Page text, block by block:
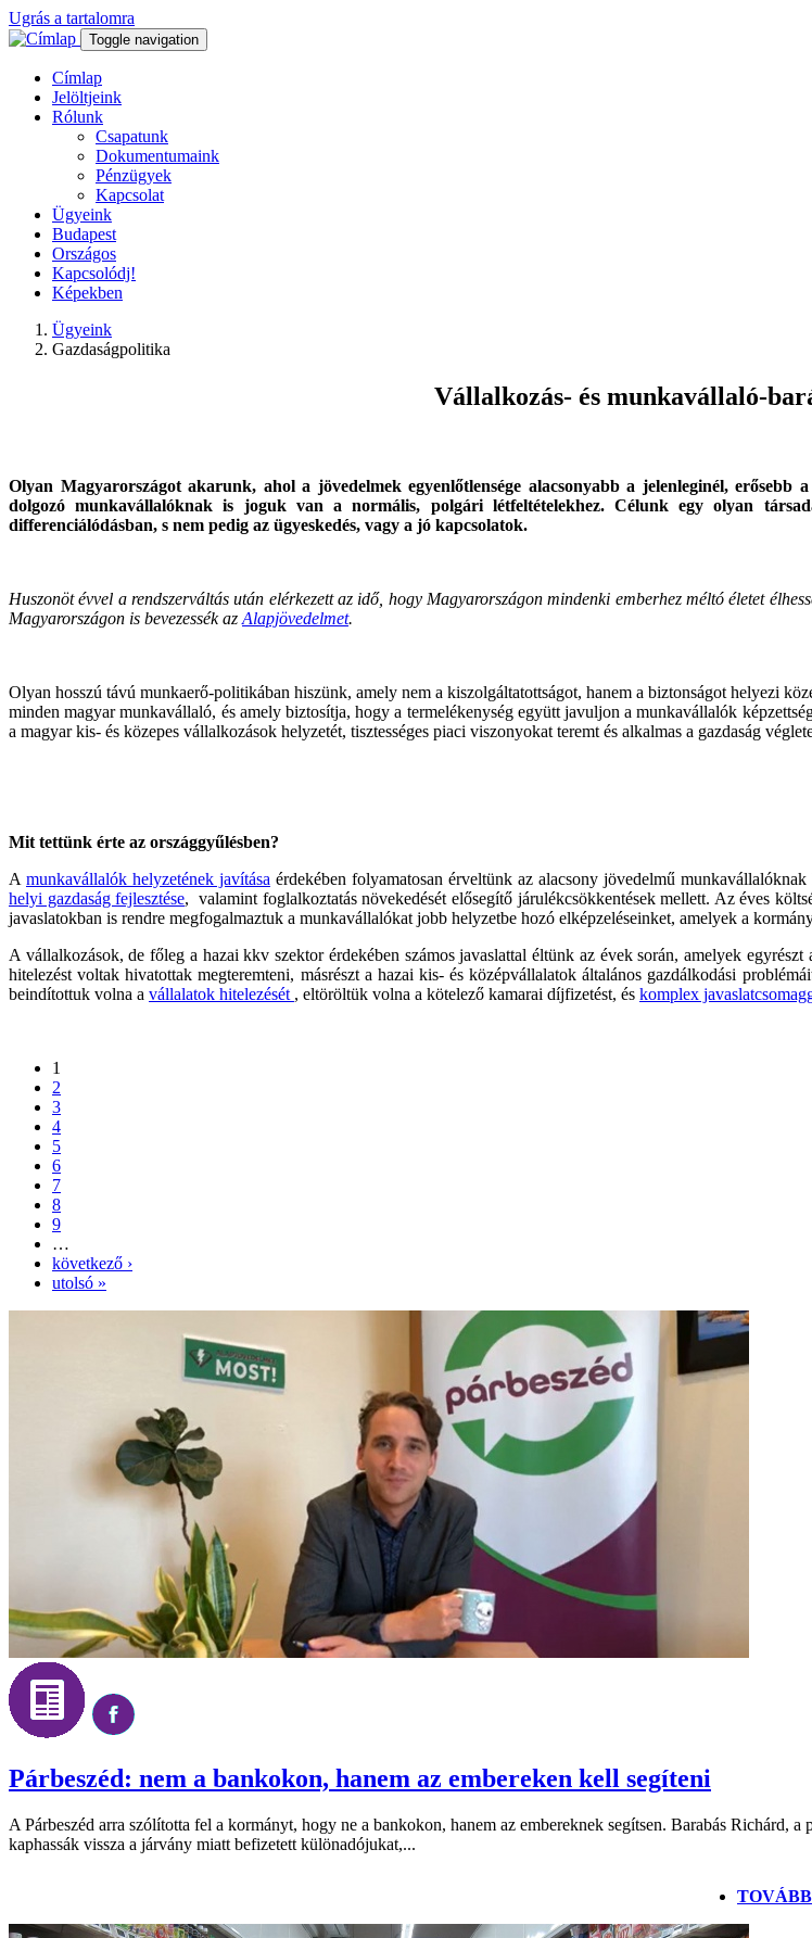
Ugrás a tartalomra
Toggle navigation
Címlap
Jelöltjeink
Rólunk
Csapatunk
Dokumentumaink
Pénzügyek
Kapcsolat
Ügyeink
Budapest
Országos
Kapcsolódj!
Képekben
Ügyeink
Gazdaságpolitika
Vállalkozás- és munkavállaló-
Olyan Magyarországot akarunk, ahol a jövedelmek egyenlőtlensége alacsonyabb a jelenleginél,
dolgozó munkavállalóknak is joguk van a normális, polgári létfeltételekhez. Célunk egy olyan
differenciálódásban, s nem pedig az ügyeskedés, vagy a jó kapcsolatok.
Huszonöt évvel a rendszerváltás után elérkezett az idő, hogy Magyarországon mindenki emberhez méltó életet
Magyarországon is bevezessék az Alapjövedelmet.
Olyan hosszú távú munkaerő-politikában hiszünk, amely nem a kiszolgáltatottságot, hanem a biztonságot helyezi
minden magyar munkavállaló, és amely biztosítja, hogy a termelékenység együtt javuljon a munkavállalók
a magyar kis- és közepes vállalkozások helyzetét, tisztességes piaci viszonyokat teremt és alkalmas a gazdaság
Mit tettünk érte az országgyűlésben?
A munkavállalók helyzetének javítása érdekében folyamatosan érveltünk az alacsony jövedelmű munkavállalóknak
helyi gazdaság fejlesztése, valamint foglalkoztatás növekedését elősegítő járulékcsökkentések mellett. Az éves
javaslatokban is rendre megfogalmaztuk a munkavállalókat jobb helyzetbe hozó elképzeléseinket, amelyek a
A vállalkozások, de főleg a hazai kkv szektor érdekében számos javaslattal éltünk az évek során, amelyek
hitelezéstvoltakhivatottak megteremteni, másrészt a hazai kis- és középvállalatok általános gazdálkodási
beindítottuk volna a vállalatok hitelezését , eltöröltük volna a kötelező kamarai díjfizetést, és komplex
1
2
3
4
5
6
7
8
9
…
következő ›
utolsó »
Párbeszéd: nem a bankokon, hanem az embereken kell segíteni
A Párbeszéd arra szólította fel a kormányt, hogy ne a bankokon, hanem az embereknek segítsen. Barabás
kaphassák vissza a járvány miatt befizetett különadójukat,...
TOVÁBB